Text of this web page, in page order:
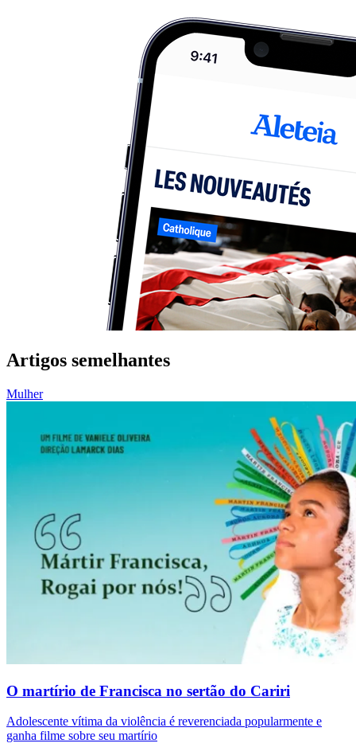
Artigos semelhantes
Mulher
O martírio de Francisca no sertão do Cariri
Adolescente vítima da violência é reverenciada popularmente e
ganha filme sobre seu martírio